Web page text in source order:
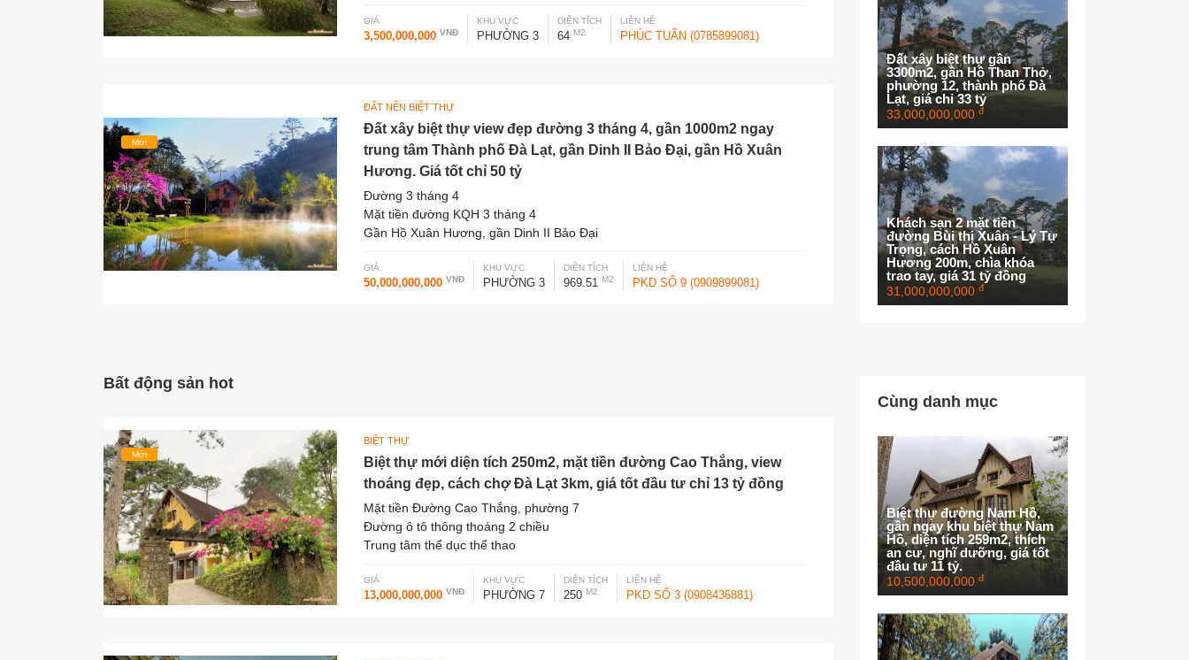
GIÁ
3,500,000,000 VNĐ
KHU VỰC
PHƯỜNG 3
DIỆN TÍCH
64 M2
LIÊN HỆ
PHÚC TUẤN (0785899081)
Mới
ĐẤT NỀN BIỆT THỰ
Đất xây biệt thự view đẹp đường 3 tháng 4, gần 1000m2 ngay
trung tâm Thành phố Đà Lạt, gần Dinh II Bảo Đại, gần Hồ Xuân
Hương. Giá tốt chỉ 50 tỷ
Đường 3 tháng 4
Mặt tiền đường KQH 3 tháng 4
Gần Hồ Xuân Hương, gần Dinh II Bảo Đại
GIÁ
50,000,000,000 VNĐ
KHU VỰC
PHƯỜNG 3
DIỆN TÍCH
969.51 M2
LIÊN HỆ
PKD SỐ 9 (0909899081)
Bất động sản hot
Mới
BIỆT THỰ
Biệt thự mới diện tích 250m2, mặt tiền đường Cao Thắng, view
thoáng đẹp, cách chợ Đà Lạt 3km, giá tốt đầu tư chỉ 13 tỷ đồng
Mặt tiền Đường Cao Thắng, phường 7
Đường ô tô thông thoáng 2 chiều
Trung tâm thể dục thể thao
GIÁ
13,000,000,000 VNĐ
KHU VỰC
PHƯỜNG 7
DIỆN TÍCH
250 M2
LIÊN HỆ
PKD SỐ 3 (0908436881)
Đất xây biệt thự gần
3300m2, gần Hồ Than Thở,
phường 12, thành phố Đà
Lạt, giá chỉ 33 tỷ
33,000,000,000 đ
Khách sạn 2 mặt tiền
đường Bùi thị Xuân - Lý Tự
Trọng, cách Hồ Xuân
Hương 200m, chìa khóa
trao tay, giá 31 tỷ đồng
31,000,000,000 đ
Cùng danh mục
Biệt thự đường Nam Hồ,
gần ngay khu biệt thự Nam
Hồ, diện tích 259m2, thích
an cư, nghĩ dưỡng, giá tốt
đầu tư 11 tỷ.
10,500,000,000 đ